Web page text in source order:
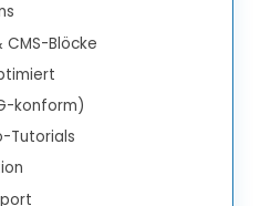
CMS-Blöcke
konform)
Tutorials